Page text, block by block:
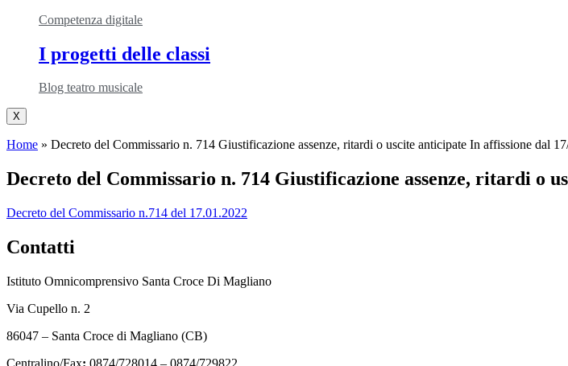
Competenza digitale
I progetti delle classi
Blog teatro musicale
X
Home » Decreto del Commissario n. 714 Giustificazione assenze, ritardi o uscite anticipate In affissione dal
Decreto del Commissario n. 714 Giustificazione assenze, ritardi o
Decreto del Commissario n.714 del 17.01.2022
Contatti
Istituto Omnicomprensivo Santa Croce Di Magliano
Via Cupello n. 2
86047 – Santa Croce di Magliano (CB)
Centralino/Fax: 0874/728014 – 0874/729822